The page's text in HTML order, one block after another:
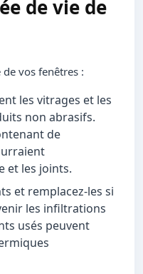
de vie de
vos fenêtres :
les vitrages et les
non abrasifs.
de
et les joints.
et remplacez-les si
les infiltrations
usés peuvent